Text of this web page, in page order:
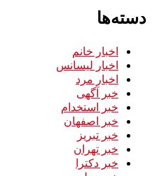
دسته‌ها
اخبار خانم
اخبار لیسانس
اخبار مرد
خبر آگهی
خبر استخدام
خبر اصفهان
خبر تبریز
خبر تهران
خبر دکترا